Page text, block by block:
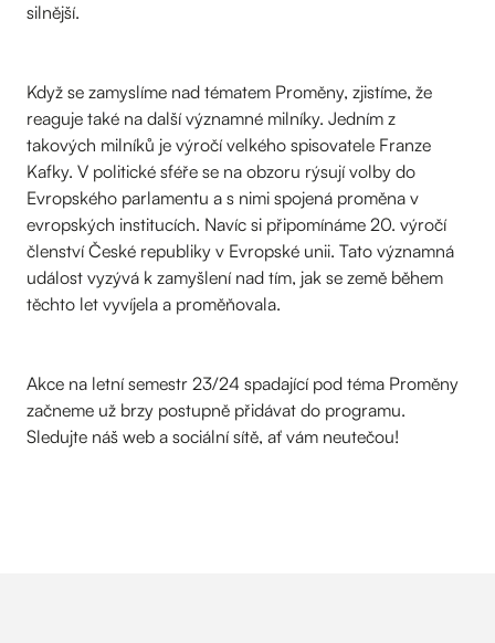
silnější.
Když se zamyslíme nad tématem Proměny, zjistíme, že
reaguje také na další významné milníky. Jedním z
takových milníků je výročí velkého spisovatele Franze
Kafky. V politické sféře se na obzoru rýsují volby do
Evropského parlamentu a s nimi spojená proměna v
evropských institucích. Navíc si připomínáme 20. výročí
členství České republiky v Evropské unii. Tato významná
událost vyzývá k zamyšlení nad tím, jak se země během
těchto let vyvíjela a proměňovala.
Akce na letní semestr 23/24 spadající pod téma Proměny
začneme už brzy postupně přidávat do programu.
Sledujte náš web a sociální sítě, ať vám neutečou!